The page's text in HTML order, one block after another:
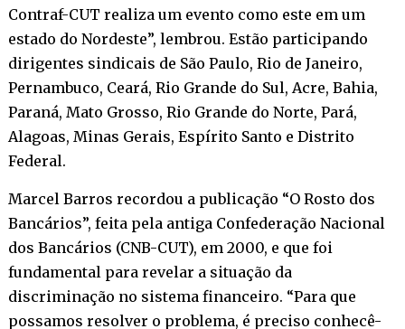
Contraf-CUT realiza um evento como este em um
estado do Nordeste”, lembrou. Estão participando
dirigentes sindicais de São Paulo, Rio de Janeiro,
Pernambuco, Ceará, Rio Grande do Sul, Acre, Bahia,
Paraná, Mato Grosso, Rio Grande do Norte, Pará,
Alagoas, Minas Gerais, Espírito Santo e Distrito
Federal.
Marcel Barros recordou a publicação “O Rosto dos
Bancários”, feita pela antiga Confederação Nacional
dos Bancários (CNB-CUT), em 2000, e que foi
fundamental para revelar a situação da
discriminação no sistema financeiro. “Para que
possamos resolver o problema, é preciso conhecê-